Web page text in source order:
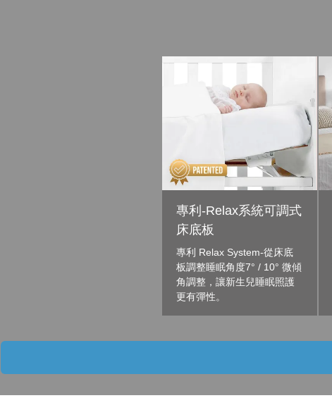
專利-Relax系統可調式
床底板
專利 Relax System-從床底
板調整睡眠角度7° / 10° 微傾
角調整，讓新生兒睡眠照護
更有彈性。